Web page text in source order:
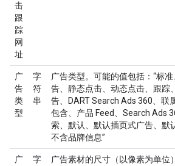
击
跟
踪
网
址
广
告
类
型
字
符
串
广告类型。可能的值包括：“标
告、静态点击、动态点击、跟踪
告、DART Search Ads 360、联
包含、产品 Feed、Search Ads
索、默认、默认插页式广告、默
不含品牌信息”
广
字
广告素材的尺寸（以像素为单位）